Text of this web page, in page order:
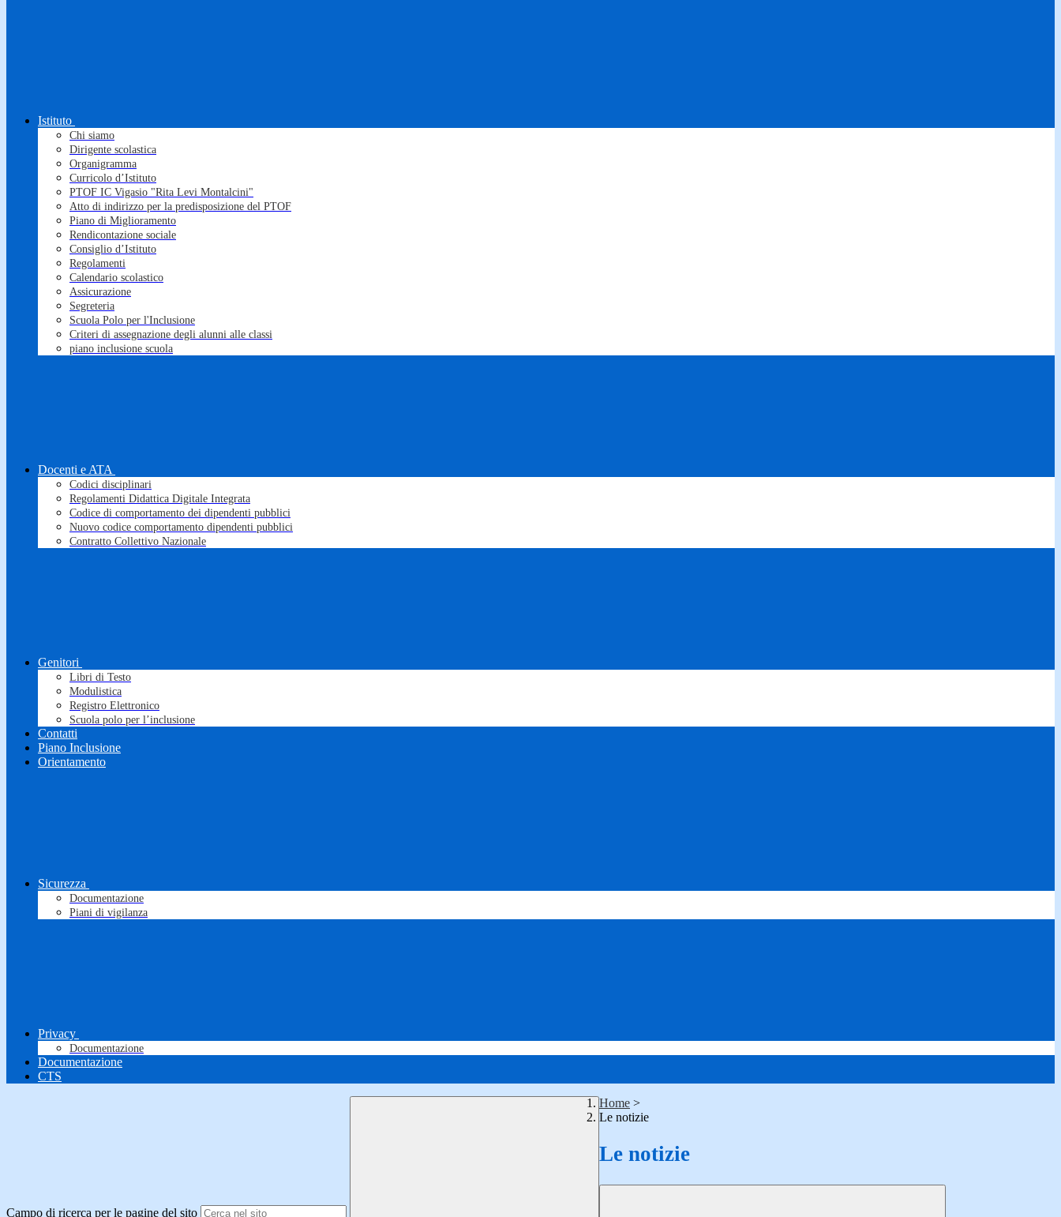
Istituto
Chi siamo
Dirigente scolastica
Organigramma
Curricolo d’Istituto
PTOF IC Vigasio "Rita Levi Montalcini"
Atto di indirizzo per la predisposizione del PTOF
Piano di Miglioramento
Rendicontazione sociale
Consiglio d’Istituto
Regolamenti
Calendario scolastico
Assicurazione
Segreteria
Scuola Polo per l'Inclusione
Criteri di assegnazione degli alunni alle classi
piano inclusione scuola
Docenti e ATA
Codici disciplinari
Regolamenti Didattica Digitale Integrata
Codice di comportamento dei dipendenti pubblici
Nuovo codice comportamento dipendenti pubblici
Contratto Collettivo Nazionale
Genitori
Libri di Testo
Modulistica
Registro Elettronico
Scuola polo per l’inclusione
Contatti
Piano Inclusione
Orientamento
Sicurezza
Documentazione
Piani di vigilanza
Privacy
Documentazione
Documentazione
CTS
Campo di ricerca per le pagine del sito
Home >
Le notizie
Le notizie